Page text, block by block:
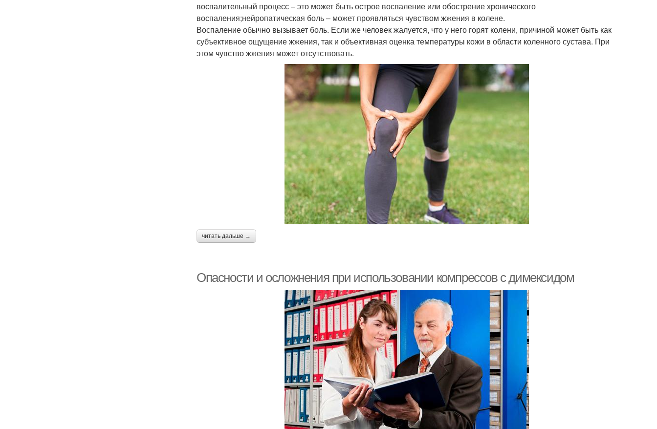
воспалительный процесс – это может быть острое воспаление или обострение хронического
воспаления;нейропатическая боль – может проявляться чувством жжения в колене.
Воспаление обычно вызывает боль. Если же человек жалуется, что у него горят колени, причиной может быть как
субъективное ощущение жжения, так и объективная оценка температуры кожи в области коленного сустава. При
этом чувство жжения может отсутствовать.
читать дальше →
Опасности и осложнения при использовании компрессов с димексидом